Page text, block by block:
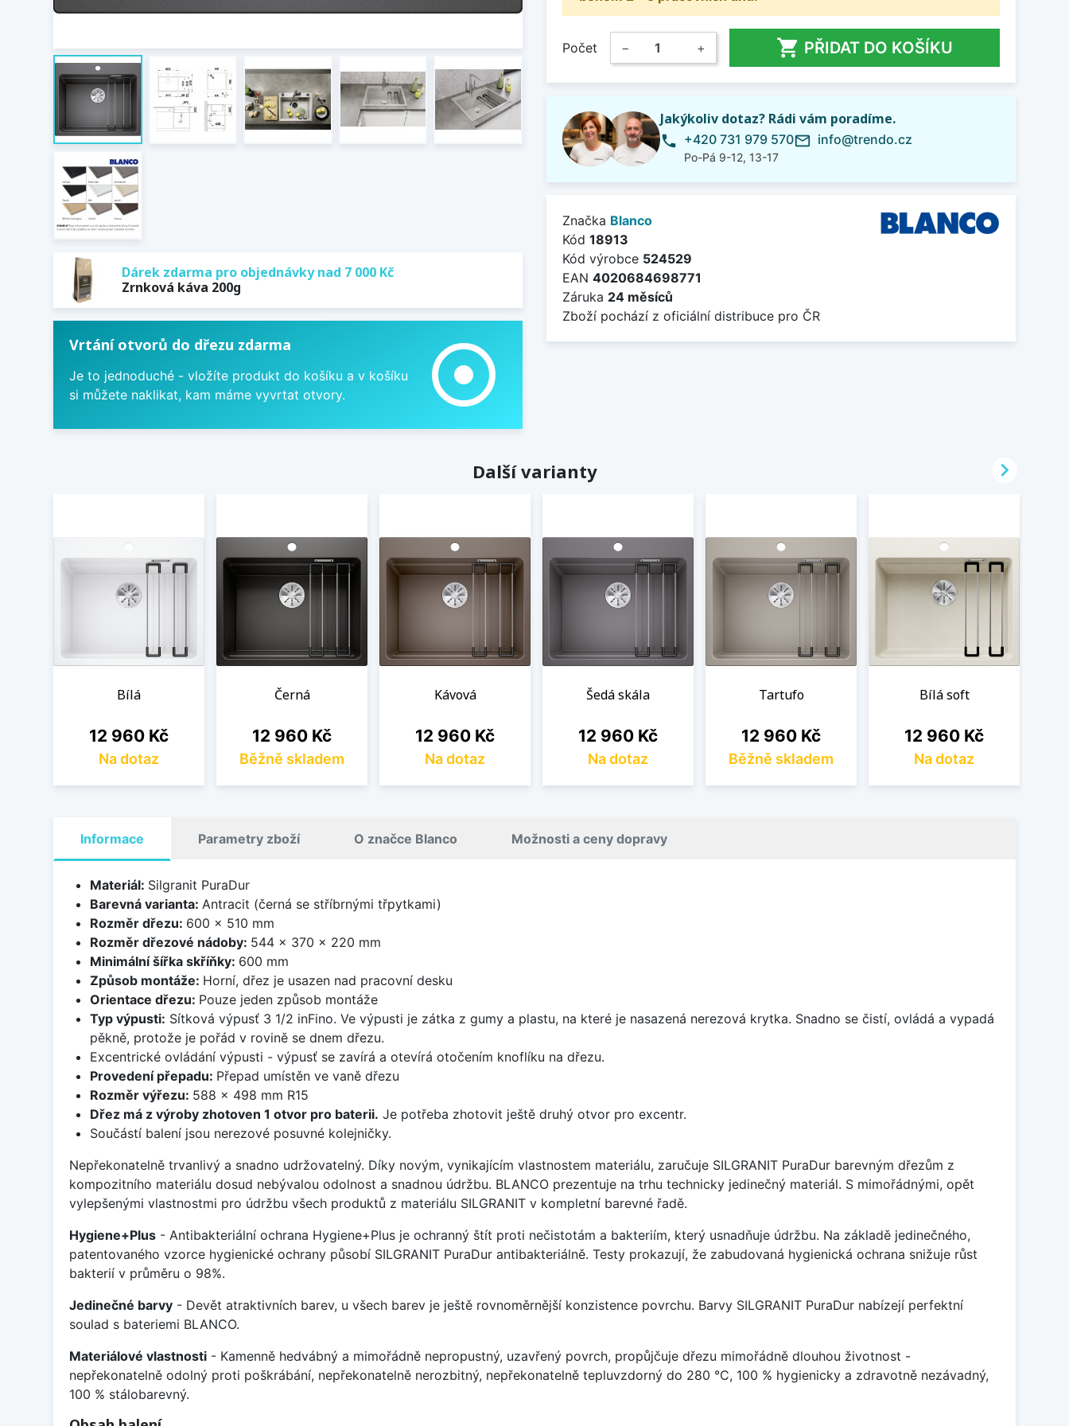
Dárek zdarma pro objednávky nad 7 000 Kč
Zrnková káva 200g
Vrtání otvorů do dřezu zdarma
Je to jednoduché - vložíte produkt do košíku a v košíku
si můžete naklikat, kam máme vyvrtat otvory.
adjust
Počet − +  PŘIDAT DO KOŠÍKU
Jakýkoliv dotaz? Rádi vám poradíme.
phone +420 731 979 570
Po-Pá 9-12, 13-17
mail_outline info@trendo.cz
Značka Blanco
Kód 18913
Kód výrobce 524529
EAN 4020684698771
Záruka 24 měsíců
Zboží pochází z oficiální distribuce pro ČR
Další varianty
Bílá
Cena
12 960 Kč
Na dotaz
Černá
Cena
12 960 Kč
Běžně skladem
Kávová
Cena
12 960 Kč
Na dotaz
Šedá skála
Cena
12 960 Kč
Na dotaz
Tartufo
Cena
12 960 Kč
Běžně skladem
Bílá soft
Cena
12 960 Kč
Na dotaz

Informace Parametry zboží O značce Blanco Možnosti a ceny dopravy
Materiál: Silgranit PuraDur
Barevná varianta: Antracit (černá se stříbrnými třpytkami)
Rozměr dřezu: 600 x 510 mm
Rozměr dřezové nádoby: 544 x 370 x 220 mm
Minimální šířka skříňky: 600 mm
Způsob montáže: Horní, dřez je usazen nad pracovní desku
Orientace dřezu: Pouze jeden způsob montáže
Typ výpusti: Sítková výpusť 3 1/2 inFino. Ve výpusti je zátka z gumy a plastu, na které je nasazená nerezová krytka. Snadno se čistí, ovládá a vypadá
pěkně, protože je pořád v rovině se dnem dřezu.
Excentrické ovládání výpusti - výpusť se zavírá a otevírá otočením knoflíku na dřezu.
Provedení přepadu: Přepad umístěn ve vaně dřezu
Rozměr výřezu: 588 x 498 mm R15
Dřez má z výroby zhotoven 1 otvor pro baterii. Je potřeba zhotovit ještě druhý otvor pro excentr.
Součástí balení jsou nerezové posuvné kolejničky.
Nepřekonatelně trvanlivý a snadno udržovatelný. Díky novým, vynikajícím vlastnostem materiálu, zaručuje SILGRANIT PuraDur barevným dřezům z
kompozitního materiálu dosud nebývalou odolnost a snadnou údržbu. BLANCO prezentuje na trhu technicky jedinečný materiál. S mimořádnými, opět
vylepšenými vlastnostmi pro údržbu všech produktů z materiálu SILGRANIT v kompletní barevné řadě.
Hygiene+Plus - Antibakteriální ochrana Hygiene+Plus je ochranný štít proti nečistotám a bakteriím, který usnadňuje údržbu. Na základě jedinečného,
patentovaného vzorce hygienické ochrany působí SILGRANIT PuraDur antibakteriálně. Testy prokazují, že zabudovaná hygienická ochrana snižuje růst
bakterií v průměru o 98%.
Jedinečné barvy - Devět atraktivních barev, u všech barev je ještě rovnoměrnější konzistence povrchu. Barvy SILGRANIT PuraDur nabízejí perfektní
soulad s bateriemi BLANCO.
Materiálové vlastnosti - Kamenně hedvábný a mimořádně nepropustný, uzavřený povrch, propůjčuje dřezu mimořádně dlouhou životnost -
nepřekonatelně odolný proti poškrábání, nepřekonatelně nerozbitný, nepřekonatelně tepluvzdorný do 280 °C, 100 % hygienicky a zdravotně nezávadný,
100 % stálobarevný.